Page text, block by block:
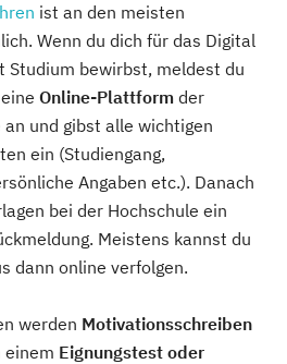
ist an den meisten
Wenn du dich für das Digital
Studium bewirbst, meldest du
Online-Plattform der
und gibst alle wichtigen
ein (Studiengang,
Angaben etc.). Danach
bei der Hochschule ein
Meistens kannst du
dann online verfolgen.
werden Motivationsschreiben
einem Eignungstest oder